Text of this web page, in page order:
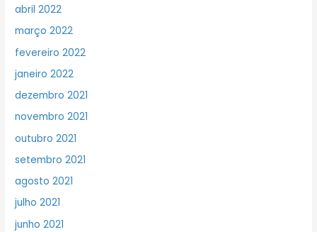
abril 2022
março 2022
fevereiro 2022
janeiro 2022
dezembro 2021
novembro 2021
outubro 2021
setembro 2021
agosto 2021
julho 2021
junho 2021